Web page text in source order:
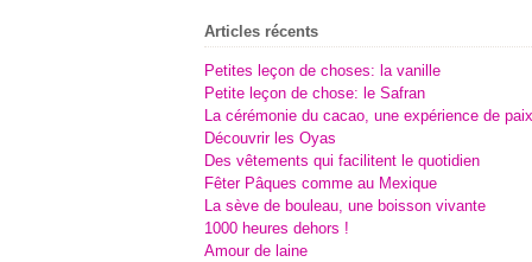
Articles récents
Petites leçon de choses: la vanille
Petite leçon de chose: le Safran
La cérémonie du cacao, une expérience de paix
Découvrir les Oyas
Des vêtements qui facilitent le quotidien
Fêter Pâques comme au Mexique
La sève de bouleau, une boisson vivante
1000 heures dehors !
Amour de laine